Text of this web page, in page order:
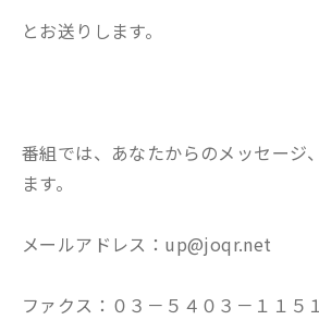
とお送りします。
番組では、あなたからのメッセージ
ます。
メールアドレス：up@joqr.net
ファクス：０３－５４０３－１１５